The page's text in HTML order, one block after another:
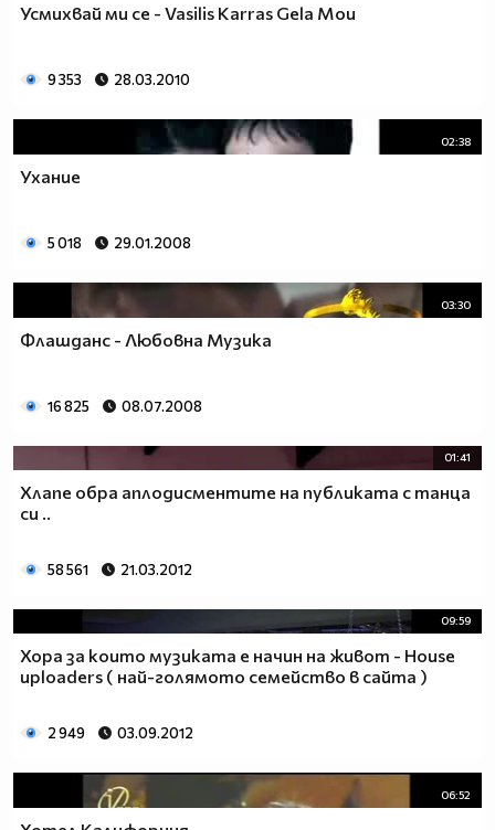
Усмихвай ми се - Vasilis Karras Gela Mou
9 353 28.03.2010
02:38
Ухание
5 018 29.01.2008
03:30
Флашданс - Любовна Музика
16 825 08.07.2008
01:41
Хлапе обра аплодисментите на публиката с танца
си ..
58 561 21.03.2012
09:59
Хора за които музиката е начин на живот - House
uploaders ( най-голямото семейство в сайта )
2 949 03.09.2012
06:52